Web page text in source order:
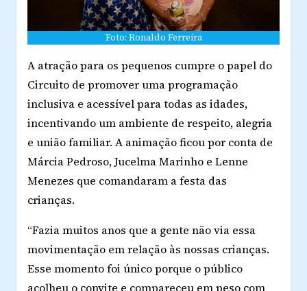
Foto: Ronaldo Ferreira
A atração para os pequenos cumpre o papel do
Circuito de promover uma programação
inclusiva e acessível para todas as idades,
incentivando um ambiente de respeito, alegria
e união familiar. A animação ficou por conta de
Márcia Pedroso, Jucelma Marinho e Lenne
Menezes que comandaram a festa das
crianças.
“Fazia muitos anos que a gente não via essa
movimentação em relação às nossas crianças.
Esse momento foi único porque o público
acolheu o convite e compareceu em peso com